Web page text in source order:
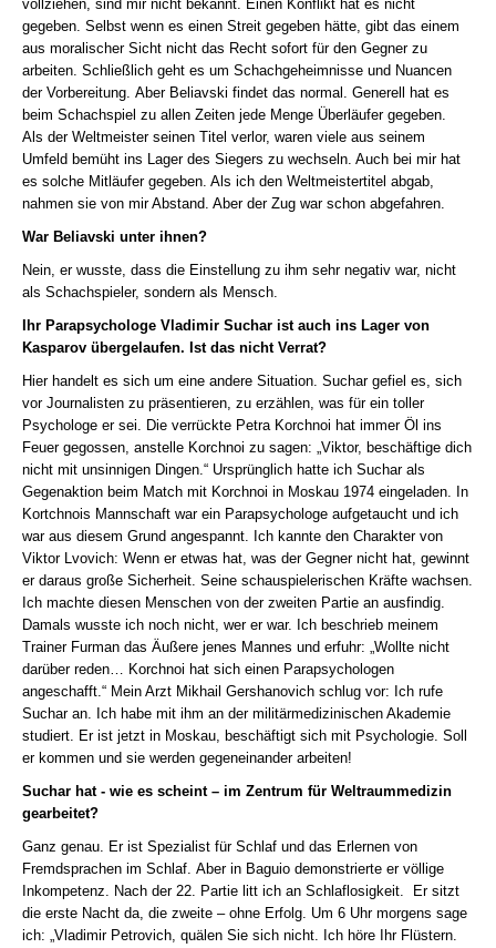
vollziehen, sind mir nicht bekannt. Einen Konflikt hat es nicht
gegeben. Selbst wenn es einen Streit gegeben hätte, gibt das einem
aus moralischer Sicht nicht das Recht sofort für den Gegner zu
arbeiten. Schließlich geht es um Schachgeheimnisse und Nuancen
der Vorbereitung. Aber Beliavski findet das normal. Generell hat es
beim Schachspiel zu allen Zeiten jede Menge Überläufer gegeben.
Als der Weltmeister seinen Titel verlor, waren viele aus seinem
Umfeld bemüht ins Lager des Siegers zu wechseln. Auch bei mir hat
es solche Mitläufer gegeben. Als ich den Weltmeistertitel abgab,
nahmen sie von mir Abstand. Aber der Zug war schon abgefahren.
War Beliavski unter ihnen?
Nein, er wusste, dass die Einstellung zu ihm sehr negativ war, nicht
als Schachspieler, sondern als Mensch.
Ihr Parapsychologe Vladimir Suchar ist auch ins Lager von
Kasparov übergelaufen. Ist das nicht Verrat?
Hier handelt es sich um eine andere Situation. Suchar gefiel es, sich
vor Journalisten zu präsentieren, zu erzählen, was für ein toller
Psychologe er sei. Die verrückte Petra Korchnoi hat immer Öl ins
Feuer gegossen, anstelle Korchnoi zu sagen: „Viktor, beschäftige dich
nicht mit unsinnigen Dingen.“ Ursprünglich hatte ich Suchar als
Gegenaktion beim Match mit Korchnoi in Moskau 1974 eingeladen. In
Kortchnois Mannschaft war ein Parapsychologe aufgetaucht und ich
war aus diesem Grund angespannt. Ich kannte den Charakter von
Viktor Lvovich: Wenn er etwas hat, was der Gegner nicht hat, gewinnt
er daraus große Sicherheit. Seine schauspielerischen Kräfte wachsen.
Ich machte diesen Menschen von der zweiten Partie an ausfindig.
Damals wusste ich noch nicht, wer er war. Ich beschrieb meinem
Trainer Furman das Äußere jenes Mannes und erfuhr: „Wollte nicht
darüber reden… Korchnoi hat sich einen Parapsychologen
angeschafft.“ Mein Arzt Mikhail Gershanovich schlug vor: Ich rufe
Suchar an. Ich habe mit ihm an der militärmedizinischen Akademie
studiert. Er ist jetzt in Moskau, beschäftigt sich mit Psychologie. Soll
er kommen und sie werden gegeneinander arbeiten!
Suchar hat - wie es scheint – im Zentrum für Weltraummedizin
gearbeitet?
Ganz genau. Er ist Spezialist für Schlaf und das Erlernen von
Fremdsprachen im Schlaf. Aber in Baguio demonstrierte er völlige
Inkompetenz. Nach der 22. Partie litt ich an Schlaflosigkeit. Er sitzt
die erste Nacht da, die zweite – ohne Erfolg. Um 6 Uhr morgens sage
ich: „Vladimir Petrovich, quälen Sie sich nicht. Ich höre Ihr Flüstern.